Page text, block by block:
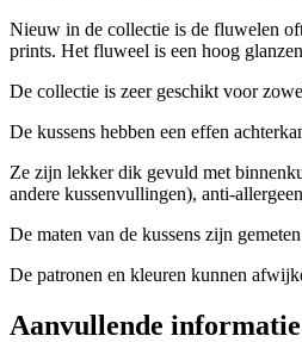
Nieuw in de collectie is de fluwelen
prints. Het fluweel is een hoog
De collectie is zeer geschikt voor
De kussens hebben een effen
Ze zijn lekker dik gevuld met
andere kussenvullingen), anti-
De maten van de kussens zijn
De patronen en kleuren kunnen
Aanvullende informatie